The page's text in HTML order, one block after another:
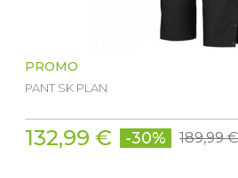
PROMO
PANT SK PLAN
132,99 € -30% 189,99 €